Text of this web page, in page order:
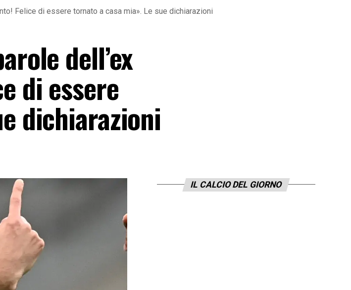
Felice di essere tornato a casa mia». Le sue dichiarazioni
dell’ex
di essere
dichiarazioni
IL CALCIO DEL GIORNO